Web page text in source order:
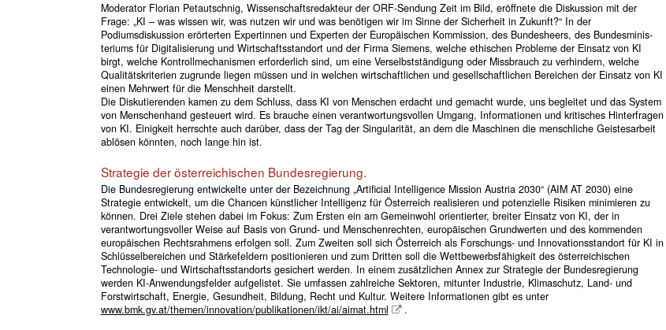
Moderator Florian Petautschnig, Wissenschaftsredakteur der ORF-Sendung Zeit im Bild, eröffnete die Diskussion mit der
Frage: „KI – was wissen wir, was nutzen wir und was benötigen wir im Sinne der Sicherheit in Zukunft?“ In der
Podiumsdiskussion erörterten Expertinnen und Experten der Europäischen Kommission, des Bundesheers, des Bundesminis­
teriums für Digitalisierung und Wirtschaftsstandort und der Firma Siemens, welche ethischen Probleme der Einsatz von KI
birgt, welche Kontrollmechanismen erforderlich sind, um eine Verselbstständigung oder Missbrauch zu verhindern, welche
Qualitätskriterien zugrunde liegen müssen und in welchen wirtschaftlichen und gesellschaftlichen Bereichen der Einsatz von KI
einen Mehrwert für die Menschheit darstellt.
Die Diskutierenden kamen zu dem Schluss, dass KI von Menschen erdacht und gemacht wurde, uns begleitet und das System
von Menschenhand gesteuert wird. Es brauche einen verantwortungsvollen Umgang, Informationen und kritisches Hinterfragen
von KI. Einigkeit herrschte auch darüber, dass der Tag der Singularität, an dem die Maschinen die menschliche Geistesarbeit
ablösen könnten, noch lange hin ist.
Strategie der österreichischen Bundesregierung.
Die Bundesregierung entwickelte unter der Bezeichnung „Artificial Intelligence Mission Austria 2030“ (AIM AT 2030) eine
Strategie entwickelt, um die Chancen künstlicher Intelligenz für Österreich realisieren und potenzielle Risiken minimieren zu
können. Drei Ziele stehen dabei im Fokus: Zum Ersten ein am Gemeinwohl orientierter, breiter Einsatz von KI, der in
verantwortungsvoller Weise auf Basis von Grund- und Menschenrechten, europäischen Grundwerten und des kommenden
europäischen Rechtsrahmens erfolgen soll. Zum Zweiten soll sich Österreich als Forschungs- und Innovationsstandort für KI in
Schlüsselbereichen und Stärkefeldern positionieren und zum Dritten soll die Wettbewerbsfähigkeit des österreichischen
Technologie- und Wirtschaftsstandorts gesichert werden. In einem zusätzlichen Annex zur Strategie der Bundesregierung
werden KI-Anwendungsfelder aufgelistet. Sie umfassen zahlreiche Sektoren, mitunter Industrie, Klimaschutz, Land- und
Forstwirtschaft, Energie, Gesundheit, Bildung, Recht und Kultur. Weitere Informationen gibt es unter
www.bmk.gv.at/themen/innovation/publikationen/ikt/ai/aimat.html
.